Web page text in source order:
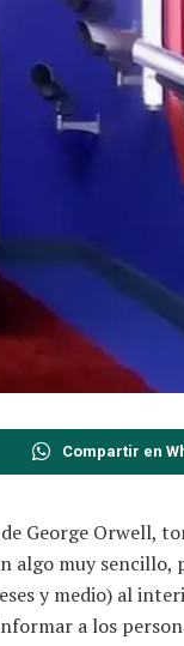
Compartir en
George Orwell,
algo muy sencillo,
y medio) al
a los